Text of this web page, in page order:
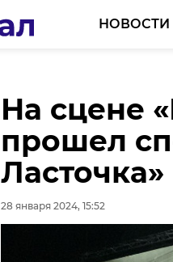
НОВОСТИ
На сцене
прошел
Ласточка»
28 января 2024, 15:52
Компании
получат
работы
28 января 2024, 15:34